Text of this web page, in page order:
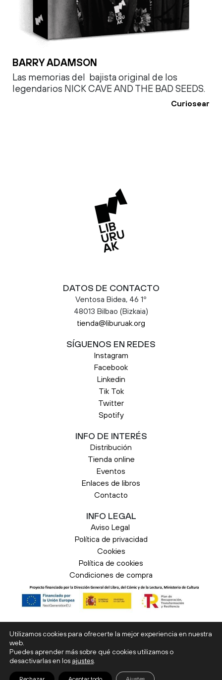
BARRY ADAMSON
Las memorias del bajista original de los
legendarios NICK CAVE AND THE BAD SEEDS.
Curiosear
DATOS DE CONTACTO
Ventosa Bidea, 46 1º
48013 Bilbao (Bizkaia)
tienda@liburuak.org
SÍGUENOS EN REDES
Instagram
Facebook
Linkedin
Tik Tok
Twitter
Spotify
INFO DE INTERÉS
Distribución
Tienda online
Eventos
Enlaces de libros
Contacto
INFO LEGAL
Aviso Legal
Política de privacidad
Cookies
Política de cookies
Condiciones de compra
© 2026 Liburuak. Todos los derechos
Utilizamos cookies para ofrecerte la mejor experiencia en nuestra
web.
Puedes aprender más sobre qué cookies utilizamos o
desactivarlas en los ajustes